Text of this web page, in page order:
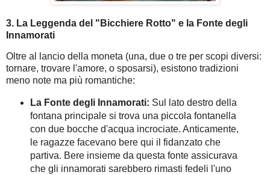
3. La Leggenda del "Bicchiere Rotto" e la Fonte degli
Innamorati
Oltre al lancio della moneta (una, due o tre per scopi diversi:
tornare, trovare l'amore, o sposarsi), esistono tradizioni
meno note ma più romantiche:
La Fonte degli Innamorati: Sul lato destro della
fontana principale si trova una piccola fontanella
con due bocche d'acqua incrociate. Anticamente,
le ragazze facevano bere qui il fidanzato che
partiva. Bere insieme da questa fonte assicurava
che gli innamorati sarebbero rimasti fedeli l'uno